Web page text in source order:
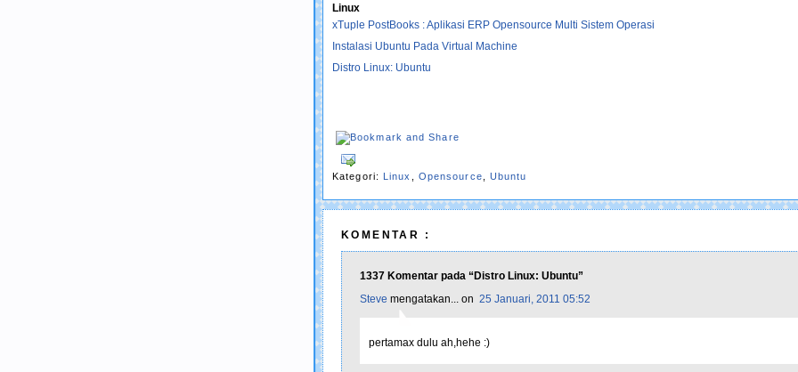
Linux
xTuple PostBooks : Aplikasi ERP Opensource Multi Sistem Operasi
Instalasi Ubuntu Pada Virtual Machine
Distro Linux: Ubuntu
Kategori: Linux Opensource Ubuntu
KOMENTAR :
1337 Komentar pada “Distro Linux: Ubuntu”
Steve mengatakan... on 25 Januari, 2011 05:52
pertamax dulu ah,hehe :)